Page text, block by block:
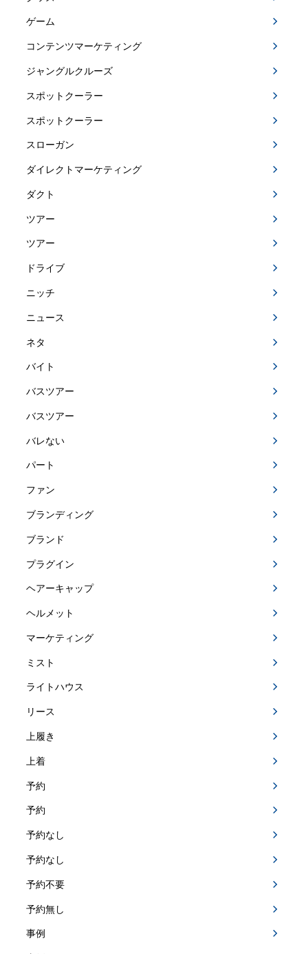
ゲーム
コンテンツマーケティング
ジャングルクルーズ
スポットクーラー
スポットクーラー
スローガン
ダイレクトマーケティング
ダクト
ツアー
ツアー
ドライブ
ニッチ
ニュース
ネタ
バイト
バスツアー
バスツアー
バレない
パート
ファン
ブランディング
ブランド
プラグイン
ヘアーキャップ
ヘルメット
マーケティング
ミスト
ライトハウス
リース
上履き
上着
予約
予約
予約なし
予約なし
予約不要
予約無し
事例